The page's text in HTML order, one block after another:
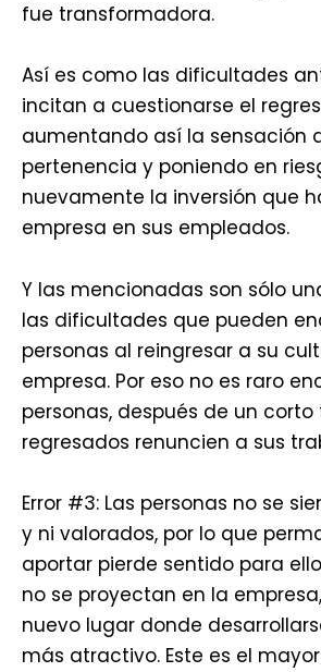
fue transformadora.
Así es como las dificultades
incitan a cuestionarse el
aumentando así la sensación
pertenencia y poniendo en
nuevamente la inversión que
empresa en sus empleados.
Y las mencionadas son sólo
las dificultades que pueden
personas al reingresar a su
empresa. Por eso no es raro
personas, después de un
regresados renuncien a sus
Error #3: Las personas no se
y ni valorados, por lo que
aportar pierde sentido para
no se proyectan en la
nuevo lugar donde
más atractivo. Este es el